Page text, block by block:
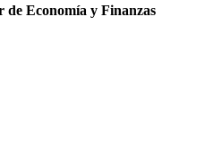
Economía y Finanzas